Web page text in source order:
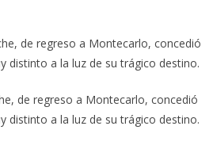
de regreso a Montecarlo, concedió
distinto a la luz de su trágico destino.
de regreso a Montecarlo, concedió
distinto a la luz de su trágico destino.